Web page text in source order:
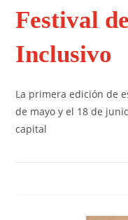
Festival
Inclusivo
La primera edición de
de mayo y el 18 de
capital